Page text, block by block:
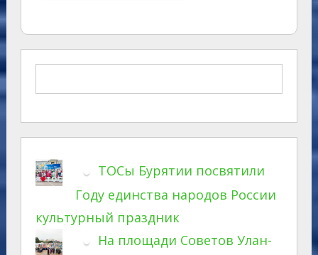
ТОСы Бурятии посвятили
Году единства народов России
культурный праздник
На площади Советов Улан-